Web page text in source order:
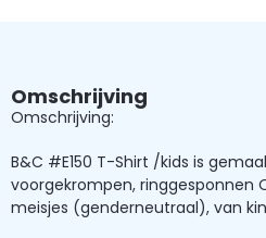
Omschrijving
Omschrijving:
B&C #E150 T-Shirt /kids is
voorgekrompen, ringgesponnen
meisjes (genderneutraal), van